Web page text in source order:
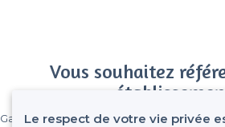
Vous souhaitez
Gagnez de nombreux clients parmi le
Le respect de votre vie privée